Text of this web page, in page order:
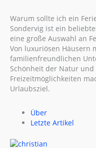
Warum sollte ich ein
Sondervig ist ein
eine große Auswahl an
Von luxuriösen Häusern
familienfreundlichen
Schönheit der Natur
Freizeitmöglichkeiten
Urlaubsziel.
Über
Letzte Artikel